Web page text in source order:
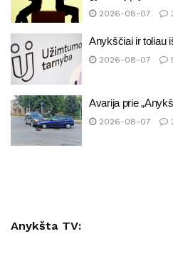
2026-08-07
Anykščiai ir toliau
2026-08-07
Avarija prie
2026-08-07
Anykšta TV: